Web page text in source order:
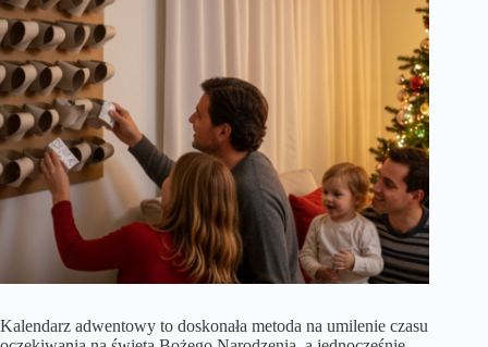
Kalendarz adwentowy to doskonała metoda na umilenie czasu